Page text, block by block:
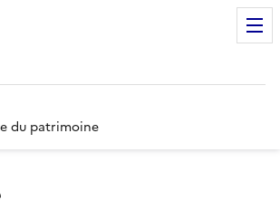
du patrimoine